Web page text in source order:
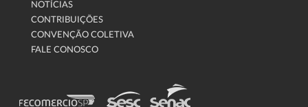
NOTÍCIAS
CONTRIBUIÇÕES
CONVENÇÃO COLETIVA
FALE CONOSCO